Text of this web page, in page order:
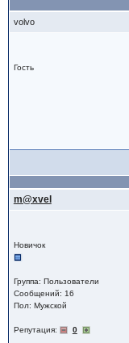
volvo
Гость
m@xvel
Новичок
Группа: Пользователи
Сообщений: 16
Пол: Мужской
Репутация: 0